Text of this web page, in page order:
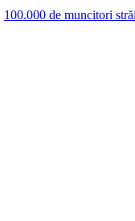
100.000 de muncitori